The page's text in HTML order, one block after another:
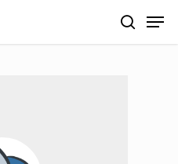
search